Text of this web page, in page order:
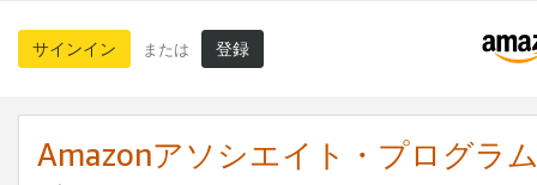
サインイン または 登録
Amazonアソシエイト・プログラ